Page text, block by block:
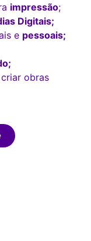
impressão;
Digitais;
e pessoais;
obras